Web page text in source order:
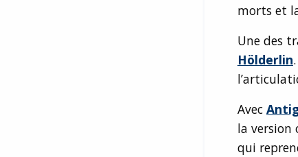
morts et
Une des
Hölderlin
Avec
la version
qui